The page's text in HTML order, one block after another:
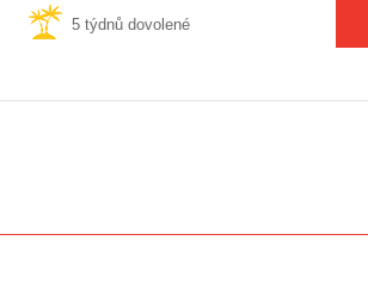
5 týdnů dovolené